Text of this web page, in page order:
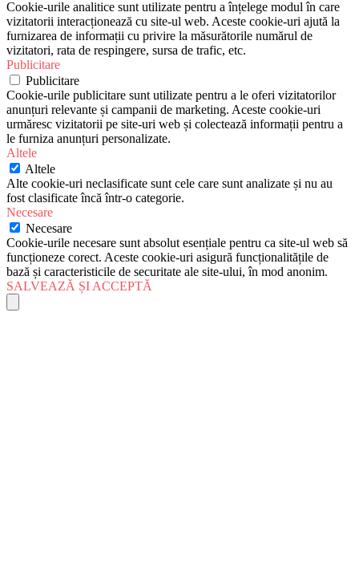
Cookie-urile analitice sunt utilizate pentru a înțelege modul în care
vizitatorii interacționează cu site-ul web. Aceste cookie-uri ajută la
furnizarea de informații cu privire la măsurătorile numărul de
vizitatori, rata de respingere, sursa de trafic, etc.
Publicitare
Publicitare
Cookie-urile publicitare sunt utilizate pentru a le oferi vizitatorilor
anunțuri relevante și campanii de marketing. Aceste cookie-uri
urmăresc vizitatorii pe site-uri web și colectează informații pentru a
le furniza anunțuri personalizate.
Altele
Altele
Alte cookie-uri neclasificate sunt cele care sunt analizate și nu au
fost clasificate încă într-o categorie.
Necesare
Necesare
Cookie-urile necesare sunt absolut esențiale pentru ca site-ul web să
funcționeze corect. Aceste cookie-uri asigură funcționalitățile de
bază și caracteristicile de securitate ale site-ului, în mod anonim.
SALVEAZĂ ȘI ACCEPTĂ